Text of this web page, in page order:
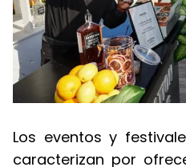
Los eventos y
caracterizan por